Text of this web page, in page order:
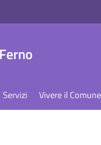
Servizi Vivere il Comune